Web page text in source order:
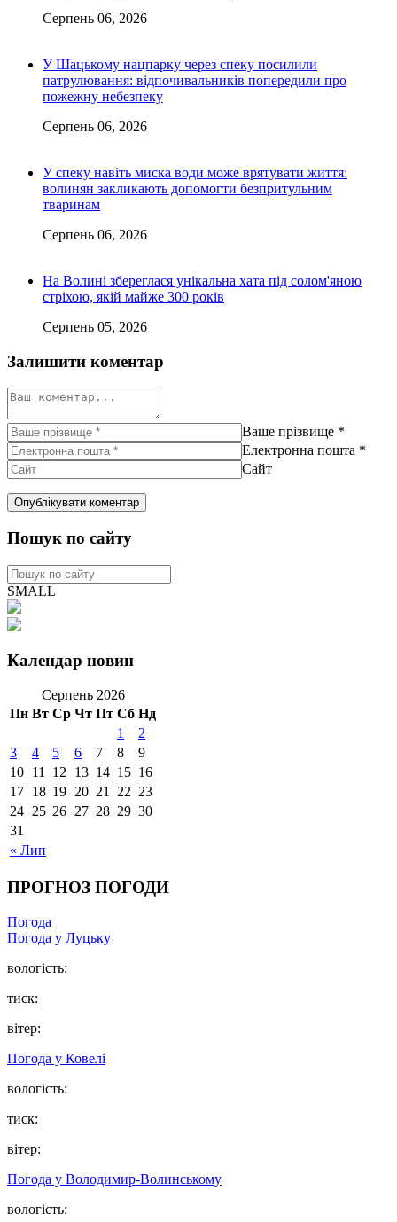
Серпень 06, 2026
У Шацькому нацпарку через спеку посилили
патрулювання: відпочивальників попередили про
пожежну небезпеку
Серпень 06, 2026
У спеку навіть миска води може врятувати життя:
волинян закликають допомогти безпритульним
тваринам
Серпень 06, 2026
На Волині збереглася унікальна хата під солом'яною
стріхою, якій майже 300 років
Серпень 05, 2026
Залишити коментар
Ваше прізвище *
Електронна пошта *
Сайт
Пошук по сайту
SMALL
Календар новин
Серпень 2026
Пн Вт Ср Чт Пт Сб Нд
« Лип
1
2
3
4 5 6 7 8
9
10 11 12 13 14 15 16
17 18 19 20 21 22 23
24 25 26 27 28 29 30
31
ПРОГНОЗ ПОГОДИ
Погода
Погода у Луцьку
вологість:
тиск:
вітер:
Погода у Ковелі
вологість:
тиск:
вітер:
Погода у Володимир-Волинському
вологість: